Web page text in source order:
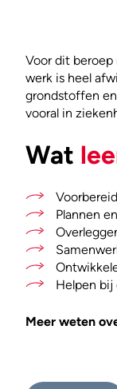
Voor dit
werk is heel
grondstoffen
vooral in
Wat
Plannen
Helpen bij
Meer weten